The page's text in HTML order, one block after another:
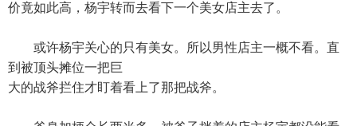
价竟如此高，杨宇转而去看下一个美女店主去了。
或许杨宇关心的只有美女。所以男性店主一概不看。直
到被顶头摊位一把巨
大的战斧拦住才盯着看上了那把战斧。